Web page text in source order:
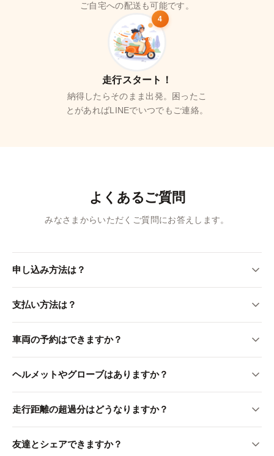
ご自宅への配送も可能です。
4
走行スタート！
納得したらそのまま出発。困ったこ
とがあればLINEでいつでもご連絡。
よくあるご質問
みなさまからいただくご質問にお答えします。
申し込み方法は？
即返信します。
支払い方法は？
す。プリペイドカード・現金はご利用いただけません。デ
ビットカードでお支払いの場合は、マイナンバーの提示が
必須となります。LINE受付後、オンラインショップよりお
支払いいただきます。
車両の予約はできますか？
LINEでお問い合わせください。
ヘルメットやグローブはありますか？
¥500）グローブのご用意はありません。
走行距離の超過分はどうなりますか？
ターの写真をLINEで送っていただき確認します。
友達とシェアできますか？